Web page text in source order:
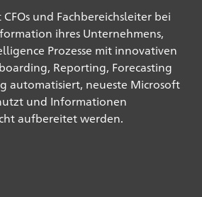
und Fachbereichsleiter bei
ihres Unternehmens,
Prozesse mit innovativen
Reporting, Forecasting
automatisiert, neueste Microsoft
und Informationen
aufbereitet werden.